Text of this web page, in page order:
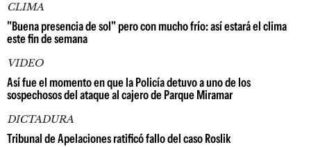
CLIMA
"Buena presencia de sol" pero con mucho frío: así estará el clima
este fin de semana
VIDEO
Así fue el momento en que la Policía detuvo a uno de los
sospechosos del ataque al cajero de Parque Miramar
DICTADURA
Tribunal de Apelaciones ratificó fallo del caso Roslik